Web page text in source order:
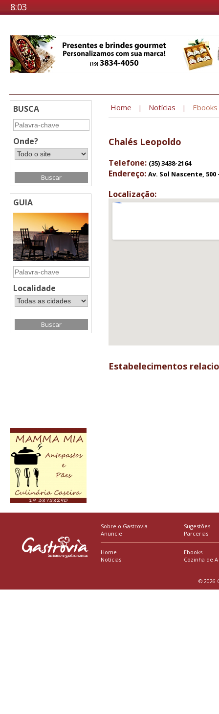
8:03
BUSCA
Onde?
GUIA
Localidade
Home | Notícias | Ebooks
Chalés Leopoldo
Telefone: (35) 3438-2164
Endereço: Av. Sol Nascente,
Localização:
Estabelecimentos
Sobre o Gastrovia
Anuncie
Sugestões
Parcerias
Home
Notícias
Ebooks
Cozinha de A
© 2026